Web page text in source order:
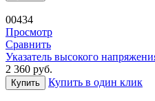
00434
Просмотр
Сравнить
Указатель высокого
2 360 руб.
Купить Купить в один клик